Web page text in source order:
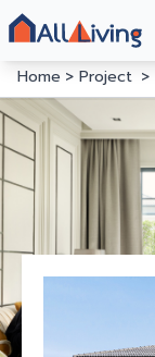
Home
Project